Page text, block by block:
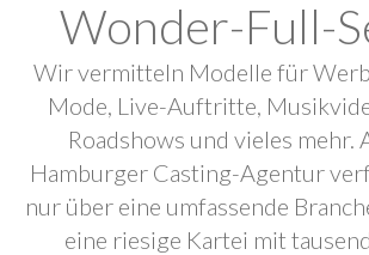
Wonder-Full-
Wir vermitteln Modelle für
Mode, Live-Auftritte,
Roadshows und vieles mehr.
Hamburger Casting-Agentur
nur über eine umfassende
eine riesige Kartei mit